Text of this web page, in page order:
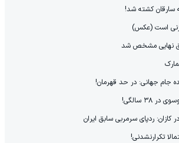
سارقان کشته شد!
است (عکس)
نهایی مشخص شد
جام جهانی: در حد قهرمان!
سالگی!
ردپای سرمربی سابق ایران
تکرارنشدنی!